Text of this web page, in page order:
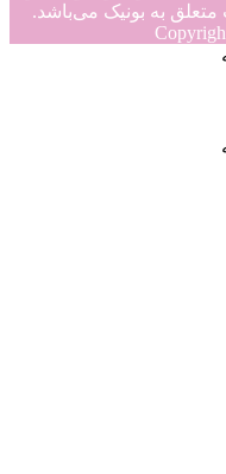
متعلق به بونیک می‌باشد.